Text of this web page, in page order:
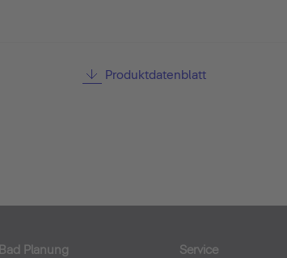
Produktdatenblatt
Bad Planung
Service